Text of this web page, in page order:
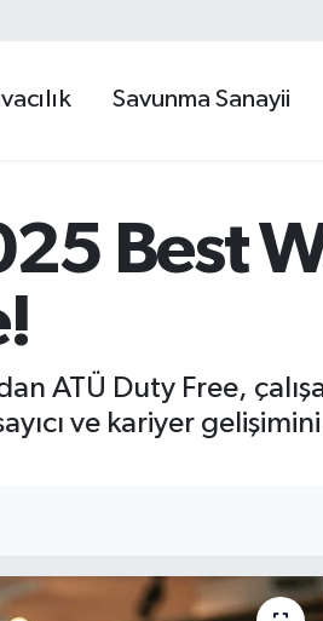
Savunma Sanayii
Best
ATÜ Duty Free,
ve kariyer